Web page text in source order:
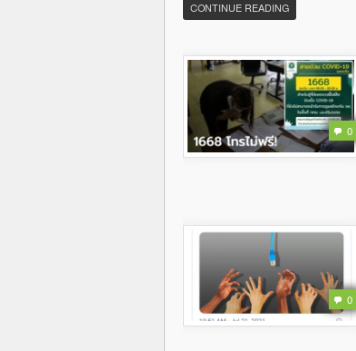
CONTINUE READING
0
0